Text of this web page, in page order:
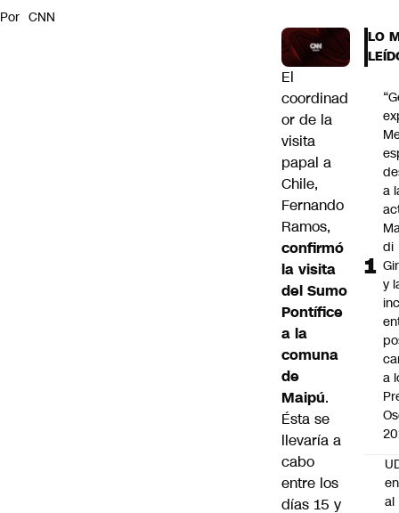
Servicios
Por CNN
El
coordinad
or de la
visita
papal a
Chile,
Fernando
Ramos,
confirmó
la visita
del Sumo
Pontífice
a la
comuna
de
Maipú.
Ésta se
llevaría a
cabo
entre los
días 15 y
LO
a
di
y
a
al